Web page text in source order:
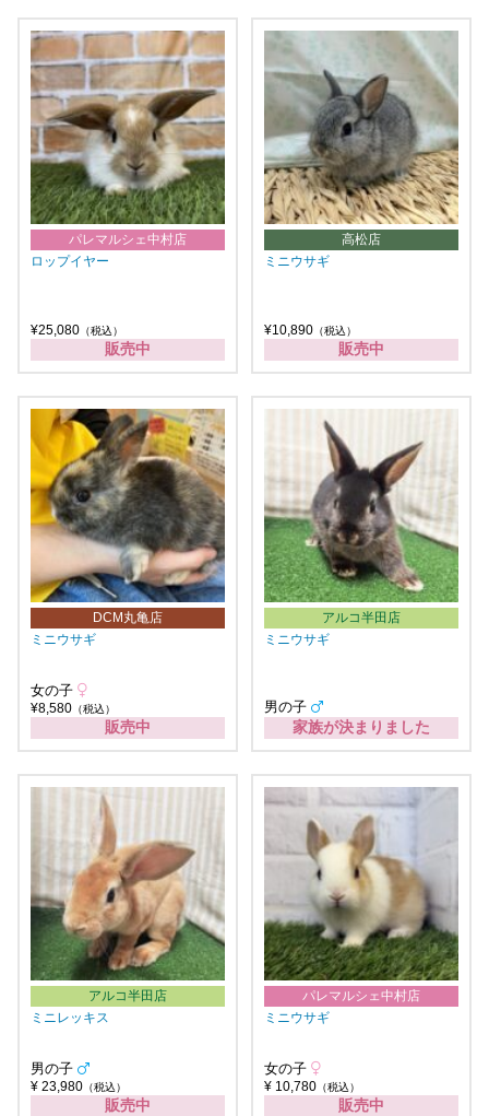
パレマルシェ中村店
ロップイヤー
¥25,080 （税込）
販売中
高松店
ミニウサギ
¥10,890 （税込）
販売中
DCM丸亀店
ミニウサギ
女の子
¥8,580 （税込）
販売中
アルコ半田店
ミニウサギ
男の子
家族が決まりました
アルコ半田店
ミニレッキス
男の子
¥ 23,980 （税込）
販売中
パレマルシェ中村店
ミニウサギ
女の子
¥ 10,780 （税込）
販売中